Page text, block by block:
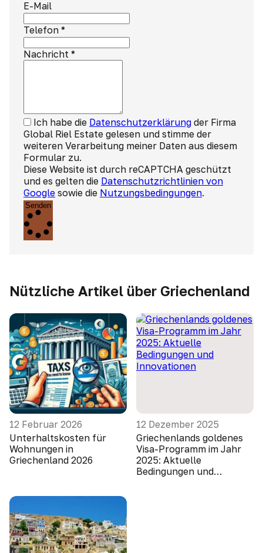
E-Mail
Telefon *
Nachricht *
Ich habe die Datenschutzerklärung der Firma
Global Riel Estate gelesen und stimme der
weiteren Verarbeitung meiner Daten aus diesem
Formular zu.
Diese Website ist durch reCAPTCHA geschützt
und es gelten die Datenschutzrichtlinien von
Google sowie die Nutzungsbedingungen.
Senden
Nützliche Artikel über Griechenland
12 Februar 2026
Unterhaltskosten für
Wohnungen in
Griechenland 2026
12 Dezember 2025
Griechenlands goldenes
Visa-Programm im Jahr
2025: Aktuelle
Bedingungen und